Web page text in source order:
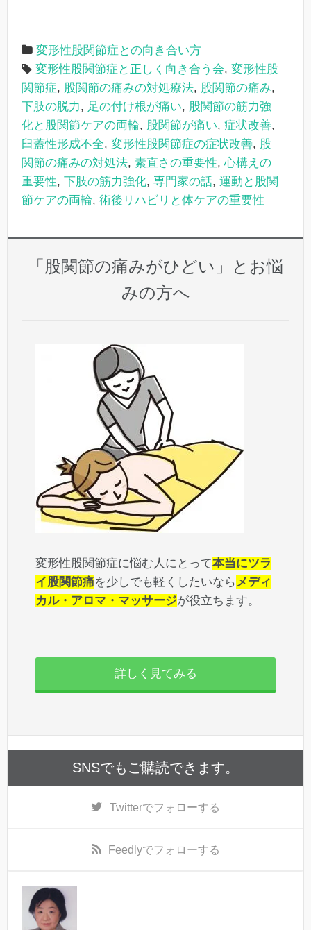
変形性股関節症との向き合い方
変形性股関節症と正しく向き合う会, 変形性股
関節症, 股関節の痛みの対処療法, 股関節の痛み,
下肢の脱力, 足の付け根が痛い, 股関節の筋力強
化と股関節ケアの両輪, 股関節が痛い, 症状改善,
臼蓋性形成不全, 変形性股関節症の症状改善, 股
関節の痛みの対処法, 素直さの重要性,心構えの
重要性, 下肢の筋力強化, 専門家の話, 運動と股関
節ケアの両輪, 術後リハビリと体ケアの重要性
「股関節の痛みがひどい」とお悩
みの方へ
変形性股関節症に悩む人にとって本当にツラ
イ股関節痛を少しでも軽くしたいなら メディ
カル・アロマ・マッサージが役立ちます。
詳しく見てみる
SNSでもご購読できます。
Twitterでフォローする
Feedlyでフォローする